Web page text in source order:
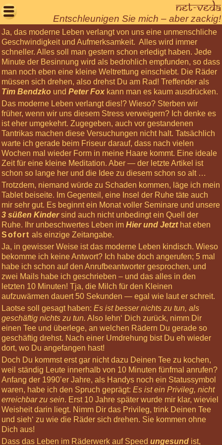
Net-Veda
Entschleunigen Sie mich – aber zackig!

Ja, das moderne Leben verlangt von uns eine unmenschliche
Geschwindigkeit und Aufmerksamkeit. Alles wird immer
schneller. Alles soll man gestern schon erledigt haben. Jede
Minute der Besinnung wird als bedrohlich empfunden, so dass
man noch eben eine kleine Weltrettung einschiebt. Die Räder
müssen sich drehen, also drehst Du am Rad! Treffender als
Tim Bendzko und Peter Fox kann man es kaum ausdrücken.
Das moderne Leben verlangt dies!? Wieso? Sterben wir
früher, wenn wir uns diesem Stress verweigern? Ich denke es
ist eher umgekehrt. Zugegeben, auch vor gestandenen
Tantrikas machen diese Versuchungen nicht halt. Tatsächlich
warte ich gerade beim Friseur darauf, dass nach vielen
Wochen mal wieder Form in meine Haare kommt. Eine ideale
Zeit für eine kleine Meditation. Aber — der letzte Artikel ist
schon so lange her und die Idee zu diesem schon so alt …
Trotzdem, niemand würde zu Schaden kommen, läge ich mein
Tablet beiseite. Im Gegenteil, eine Insel der Ruhe täte auch
mir sehr gut. Es beginnt ein Monat voller Seminare und unsere
3 süßen Kindersind auch nicht unbedingt ein Quell der
Ruhe. Ihr unbeschwertes Leben im Hier und Jetzthat eben
Sofort als einzige Zeitangabe.
Ja, in gewisser Weise ist das moderne Leben kindisch. Wieso
bekomme ich keine Antwort? Ich habe doch angerufen; 5 mal
habe ich schon auf den Anrufbeantworter gesprochen, und
zwei Mails habe ich geschrieben – und das alles in den
letzten 10 Minuten! Tja, die Milch für den Kleinen
aufzuwärmen dauert 50 Sekunden — egal wie laut er schreit.
Laotse soll gesagt haben: Es ist besser nichts zu tun, als
geschäftig nichts zu tun. Also lehn‘ Dich zurück, nimm Dir
einen Tee und überlege, an welchen Rädern Du gerade so
geschäftig drehst. Nach einer Umdrehung bist Du eh wieder
dort, wo Du angefangen hast!
Doch Du kommst erst gar nicht dazu Deinen Tee zu kochen,
weil ständig Leute innerhalb von 10 Minuten fünfmal anrufen?
Anfang der 1990’er Jahre, als Handys noch ein Statussymbol
waren, habe ich den Spruch geprägt: Es ist ein Privileg, nicht
erreichbar zu sein. Erst 10 Jahre später wurde mir klar, wieviel
Weisheit darin liegt. Nimm Dir das Privileg, trink Deinen Tee
und sieh‘ zu wie die Räder sich drehen. Sie kommen ohne
Dich aus!
Dass das Leben im Räderwerk auf Speed ungesund ist,
Informiere
mich »
Nächste
Highlights
03
Oct
2026
12:00
Basis-
Körperreise:
Die
Chakren
07
Nov
2026
12:00
Körperreise
Tag:
Kopfgefühle
28
Willkommen
Aktuelles
Seminare
Körperarbeit
Meditationen
Über
uns
Net-
Veda
Tantra
Leben
Gästebuch
Login